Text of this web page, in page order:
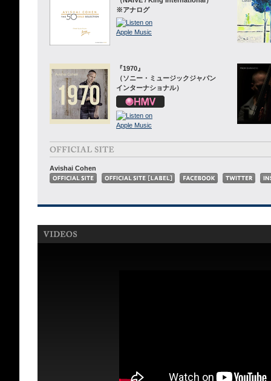
※アナログ
『1970』
（ソニー・ミュージックジャパン
インターナショナル）
Avishai Cohen